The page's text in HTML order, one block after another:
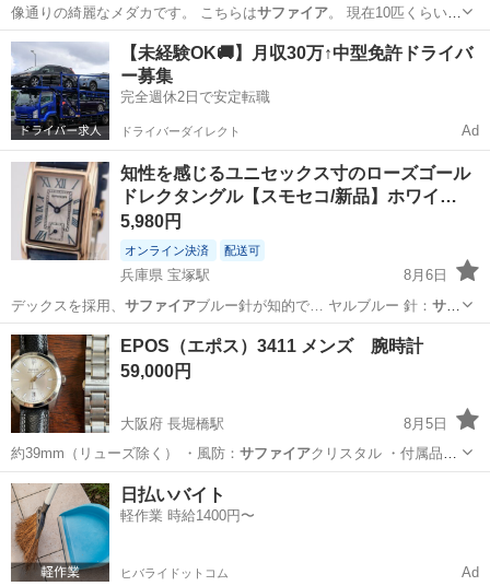
像通りの綺麗なメダカです。 こちらはサファイア。 現在10匹くらいの
確認は取れてま…
大阪 泉大津市 和泉府中駅 その他 メダカ
【未経験OK🚚】月収30万↑中型免許ドライバ
ー募集
完全週休2日で安定転職
ドライバーダイレクト Ad
知性を感じるユニセックス寸のローズゴール
ドレクタングル【スモセコ/新品】ホワイ…
5,980円
オンライン決済 配送可
兵庫県 宝塚駅
8月6日
デックスを採用、 サファイアブルー針が知的で… ヤルブルー 針： サフ
ァイア
ブルー ■素材…
兵庫 宝塚市 アクセサリー 文字盤
EPOS（エポス）3411 メンズ 腕時計
59,000円
大阪府 長堀橋駅
8月5日
約39mm（リューズ除く） ・風防： サファイアクリスタル ・付属品：
純正ステンレス…
大阪 大阪市 長堀橋駅
日払いバイト
軽作業 時給1400円〜
ヒバライドットコム Ad